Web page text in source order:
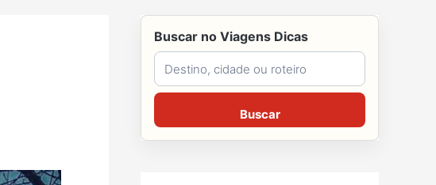
Buscar no Viagens Dicas
Buscar no Viagens Dicas
Buscar